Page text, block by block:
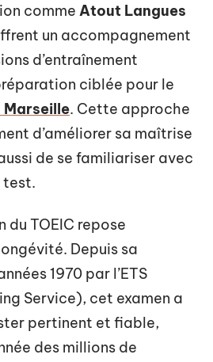
comme Atout Langues
un accompagnement
d’entraînement
ciblée pour le
Marseille. Cette approche
d’améliorer sa maîtrise
de se familiariser avec
test.
du TOEIC repose
Depuis sa
1970 par l’ETS
Service), cet examen a
pertinent et fiable,
des millions de